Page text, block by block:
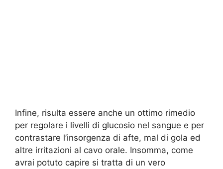
Infine, risulta essere anche un ottimo rimedio
per regolare i livelli di glucosio nel sangue e per
contrastare l’insorgenza di afte, mal di gola ed
altre irritazioni al cavo orale. Insomma, come
avrai potuto capire si tratta di un vero